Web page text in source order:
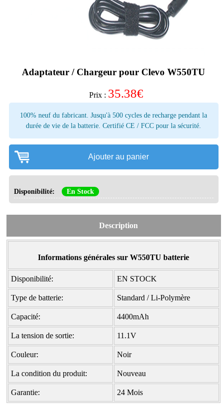
Adaptateur / Chargeur pour Clevo W550TU
Prix : 35.38€
100% neuf du fabricant. Jusqu'à 500 cycles de recharge pendant la
durée de vie de la batterie. Certifié CE / FCC pour la sécurité.
Ajouter au panier
Disponibilité: En Stock
Description
Informations générales sur W550TU batterie
Disponibilité: EN STOCK
Type de batterie: Standard / Li-Polymère
Capacité: 4400mAh
La tension de sortie: 11.1V
Couleur: Noir
La condition du produit: Nouveau
Garantie: 24 Mois